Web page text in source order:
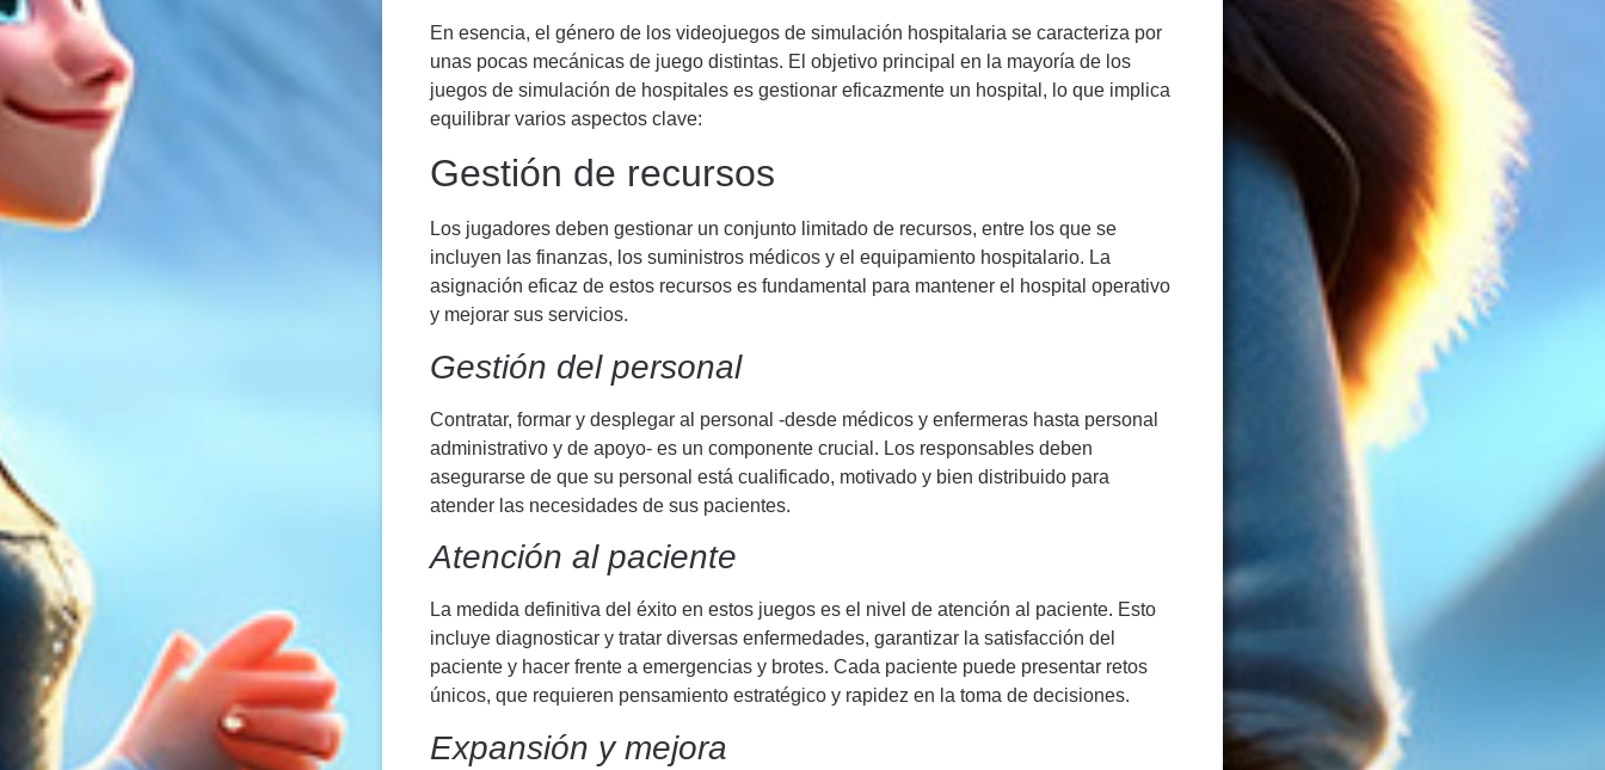
En esencia, el género de los videojuegos de simulación hospitalaria se caracteriza por
unas pocas mecánicas de juego distintas. El objetivo principal en la mayoría de los
juegos de simulación de hospitales es gestionar eficazmente un hospital, lo que implica
equilibrar varios aspectos clave:
Gestión de recursos
Los jugadores deben gestionar un conjunto limitado de recursos, entre los que se
incluyen las finanzas, los suministros médicos y el equipamiento hospitalario. La
asignación eficaz de estos recursos es fundamental para mantener el hospital operativo
y mejorar sus servicios.
Gestión del personal
Contratar, formar y desplegar al personal -desde médicos y enfermeras hasta personal
administrativo y de apoyo- es un componente crucial. Los responsables deben
asegurarse de que su personal está cualificado, motivado y bien distribuido para
atender las necesidades de sus pacientes.
Atención al paciente
La medida definitiva del éxito en estos juegos es el nivel de atención al paciente. Esto
incluye diagnosticar y tratar diversas enfermedades, garantizar la satisfacción del
paciente y hacer frente a emergencias y brotes. Cada paciente puede presentar retos
únicos, que requieren pensamiento estratégico y rapidez en la toma de decisiones.
Expansión y mejora